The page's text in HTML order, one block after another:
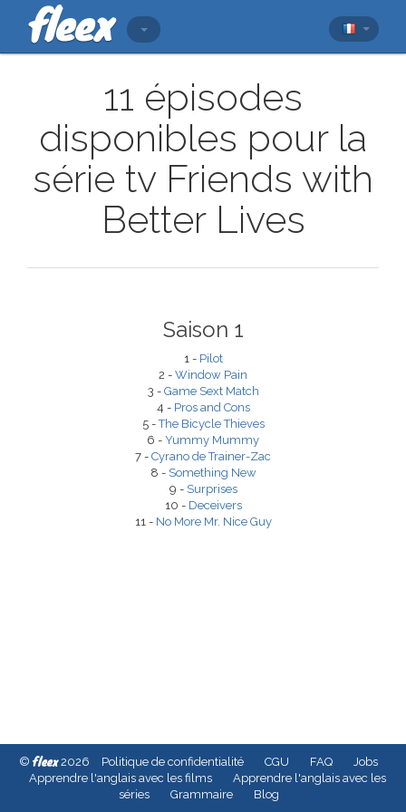
11 épisodes
disponibles pour la
série tv Friends with
Better Lives
Saison 1
1 - Pilot
2 - Window Pain
3 - Game Sext Match
4 - Pros and Cons
5 -The Bicycle Thieves
6 - Yummy Mummy
7 - Cyrano de Trainer-Zac
8 - Something New
9 - Surprises
10 - Deceivers
11 - No More Mr. Nice Guy
© fleex2026 Politique de confidentialité CGU FAQ
Jobs
Apprendre l'anglais avec les films
Apprendre l'anglais avec les
séries
Grammaire Blog